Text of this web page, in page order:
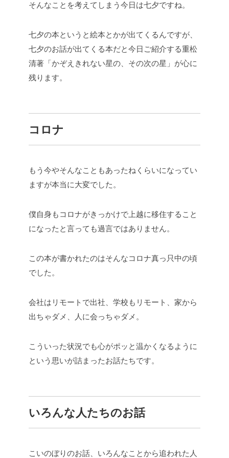
そんなことを考えてしまう今日は七夕ですね。
七夕の本というと絵本とかが出てくるんですが、
七夕のお話が出てくる本だと今日ご紹介する重松
清著「かぞえきれない星の、その次の星」が心に
残ります。
コロナ
もう今やそんなこともあったねくらいになってい
ますが本当に大変でした。
僕自身もコロナがきっかけで上越に移住すること
になったと言っても過言ではありません。
この本が書かれたのはそんなコロナ真っ只中の頃
でした。
会社はリモートで出社、学校もリモート、家から
出ちゃダメ、人に会っちゃダメ。
こういった状況でも心がポッと温かくなるように
という思いが詰まったお話たちです。
いろんな人たちのお話
こいのぼりのお話、いろんなことから追われた人